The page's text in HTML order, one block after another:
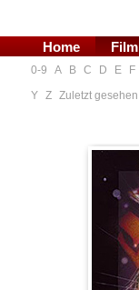
Home Film
0-9 A B C D E F
Y Z Zuletzt gesehen